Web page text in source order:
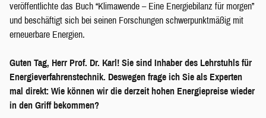
veröffentlichte das Buch “Klimawende – Eine Energiebilanz für morgen”
und beschäftigt sich bei seinen Forschungen schwerpunktmäßig mit
erneuerbare Energien.
Guten Tag, Herr Prof. Dr. Karl! Sie sind Inhaber des Lehrstuhls für
Energieverfahrenstechnik. Deswegen frage ich Sie als Experten
mal direkt: Wie können wir die derzeit hohen Energiepreise wieder
in den Griff bekommen?